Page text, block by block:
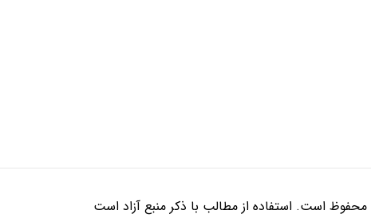
محفوظ است. استفاده از مطالب با ذکر منبع آزاد است